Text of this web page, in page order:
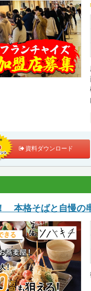
資料ダウンロード
本格そばと自慢の